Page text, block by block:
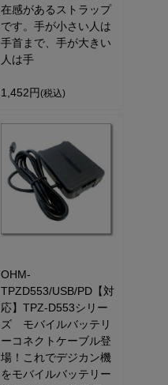
在感があるストラップ
です。手が小さい人は
手首まで、手が大きい
人は手
1,452円 (税込)
OHM-
TPZD553/USB/PD【対
応】TPZ-D553シリー
ズ モバイルバッテリ
ーコネクトケーブル登
場！これでデジカン機
をモバイルバッテリー